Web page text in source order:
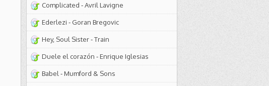
Complicated -Avril Lavigne
Ederlezi - Goran Bregovic
Hey, Soul Sister-Train
Duele el corazón -Enrique Iglesias
Babel -Mumford & Sons